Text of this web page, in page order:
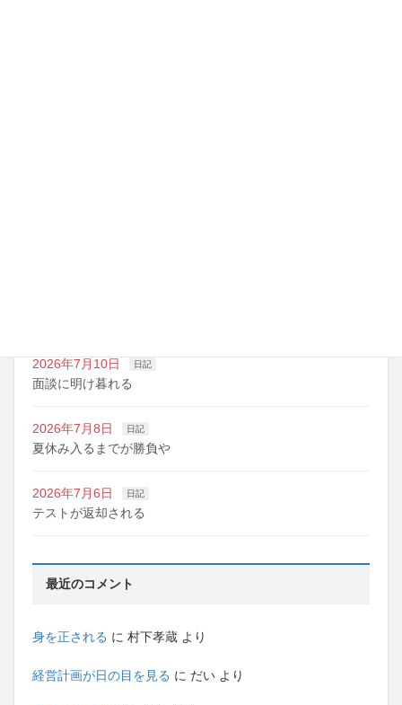
2026年7月10日 日記
面談に明け暮れる
2026年7月8日 日記
夏休み入るまでが勝負や
2026年7月6日 日記
テストが返却される
最近のコメント
身を正される に 村下孝蔵 より
経営計画が日の目を見る に だい より